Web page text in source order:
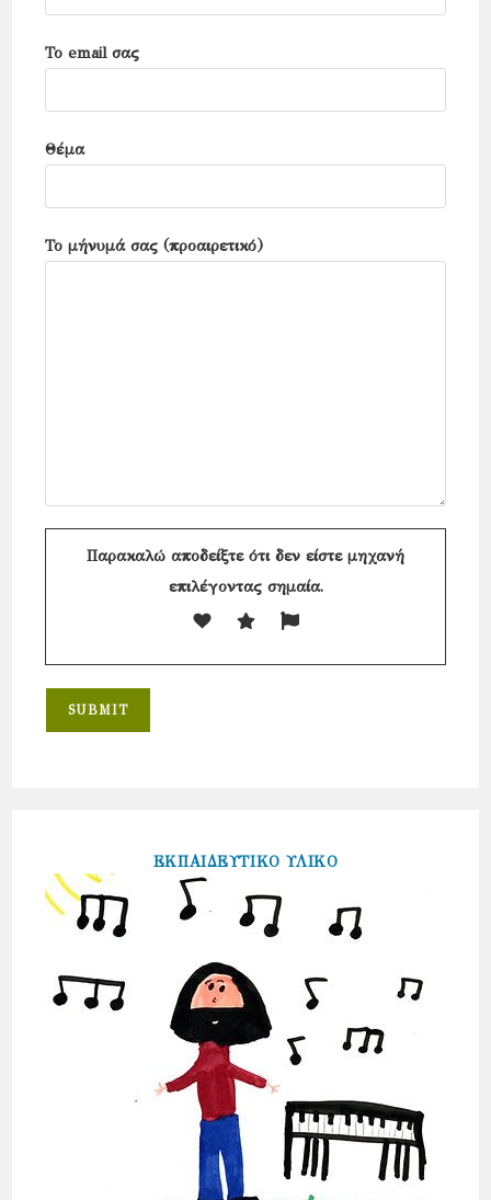
Το email σας
Θέμα
Το μήνυμά σας (προαιρετικό)
Παρακαλώ αποδείξτε ότι δεν είστε μηχανή
επιλέγονταςσημαία.
ΕΚΠΑΙΔΕΥΤΙΚΟ ΥΛΙΚΟ